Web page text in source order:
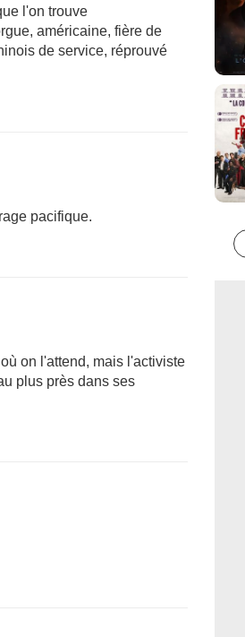
l'on trouve
américaine, fière de
de service, réprouvé
pacifique.
on l'attend, mais l'activiste
plus près dans ses